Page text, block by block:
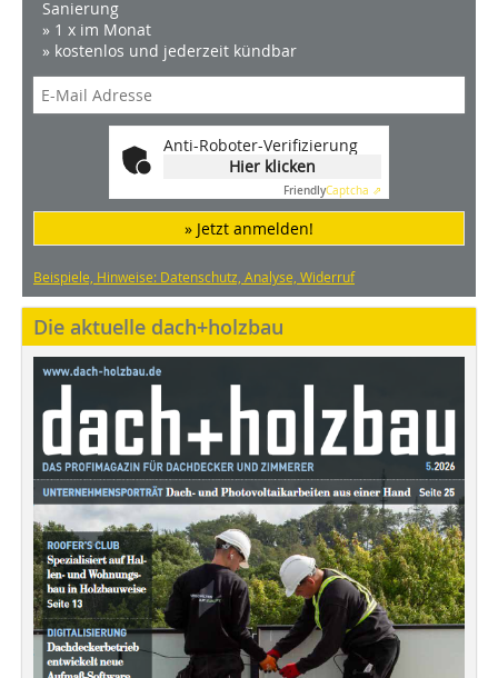
Sanierung
» 1 x im Monat
» kostenlos und jederzeit kündbar
Anti-Roboter-Verifizierung
Hier klicken
FriendlyCaptcha ⇗
» Jetzt anmelden!
Beispiele, Hinweise: Datenschutz, Analyse, Widerruf
Die aktuelle dach+holzbau